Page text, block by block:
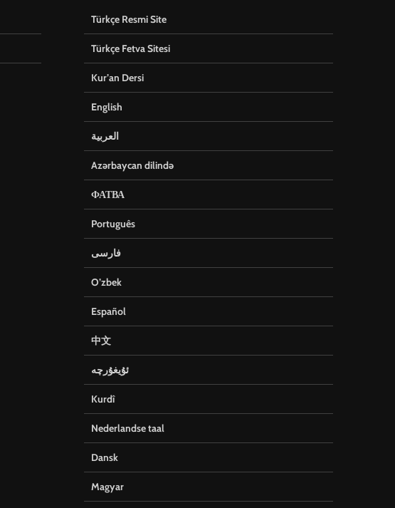
Türkçe Resmi Site
Türkçe Fetva Sitesi
Kur’an Dersi
English
العربية
Azərbaycan dilində
ФАТВА
Português
فارسی
O’zbek
Español
中文
ئۇيغۇرچە
Kurdî
Nederlandse taal
Dansk
Magyar